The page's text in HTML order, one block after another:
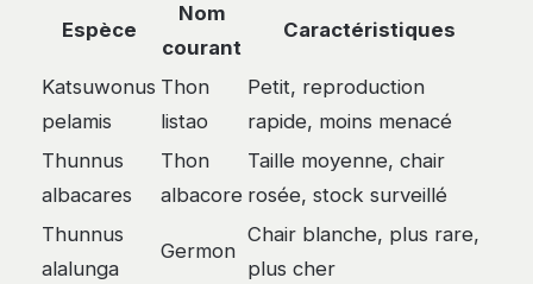
Espèce
Nom
courant
Caractéristiques
Katsuwonus
pelamis
Thon
listao
Petit, reproduction
rapide, moins menacé
Thunnus
albacares
Thon
albacore
Taille moyenne, chair
rosée, stock surveillé
Thunnus
alalunga
Germon
Chair blanche, plus rare,
plus cher